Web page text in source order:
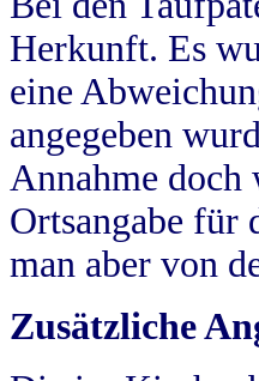
Herkunft. Es
eine
angegeben
Annahme
Ortsangabe für
man aber von
Zusätzliche